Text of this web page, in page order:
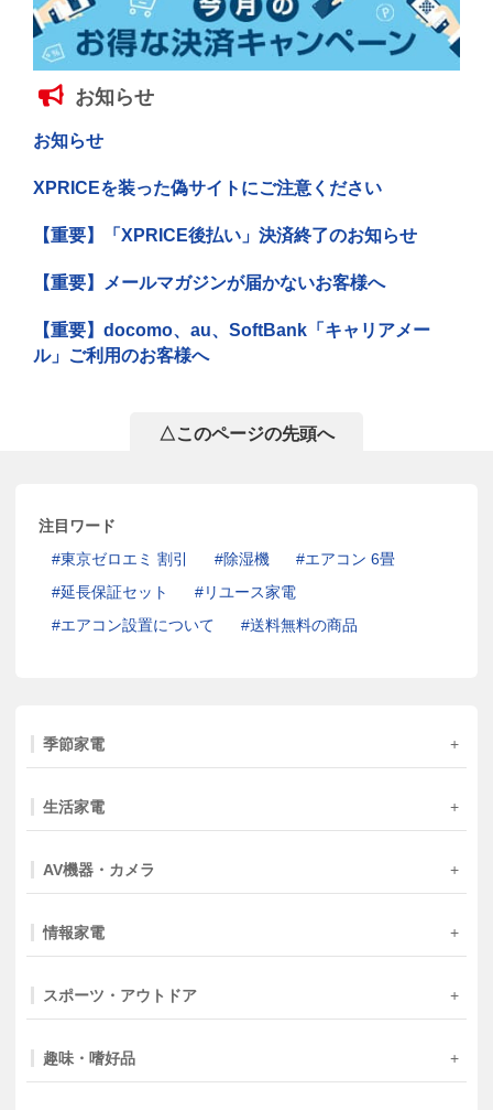
お知らせ
お知らせ
XPRICEを装った偽サイトにご注意ください
【重要】「XPRICE後払い」決済終了のお知らせ
【重要】メールマガジンが届かないお客様へ
【重要】docomo、au、SoftBank「キャリアメー
ル」ご利用のお客様へ
△このページの先頭へ
注目ワード
東京ゼロエミ 割引
除湿機
エアコン 6畳
延長保証セット
リユース家電
エアコン設置について
送料無料の商品
季節家電
生活家電
AV機器・カメラ
情報家電
スポーツ・アウトドア
趣味・嗜好品